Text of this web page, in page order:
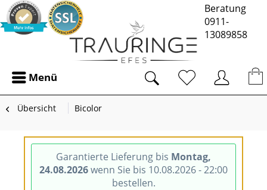
Beratung
0911-
13089858
Menü
Übersicht Bicolor
Garantierte Lieferung bis Montag,
24.08.2026wenn Sie bis 10.08.2026 - 22:00
bestellen.